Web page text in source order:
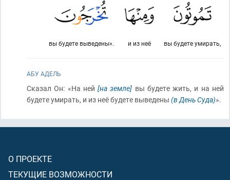
вы будете умирать,
и из неё
вы будете выведены».
АБУ АДЕЛЬ
Сказал Он: «На ней[на земле] вы будете жить, и на ней
будете умирать, и из неё будете выведены (в День Суда)».
О ПРОЕКТЕ
ТЕКУЩИЕ ВОЗМОЖНОСТИ